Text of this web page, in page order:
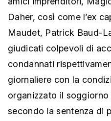
Daher, così come l’ex
Maudet, Patrick Baud-
giudicati colpevoli di
condannati
giornaliere con la
organizzato il soggiorno
secondo la sentenza di